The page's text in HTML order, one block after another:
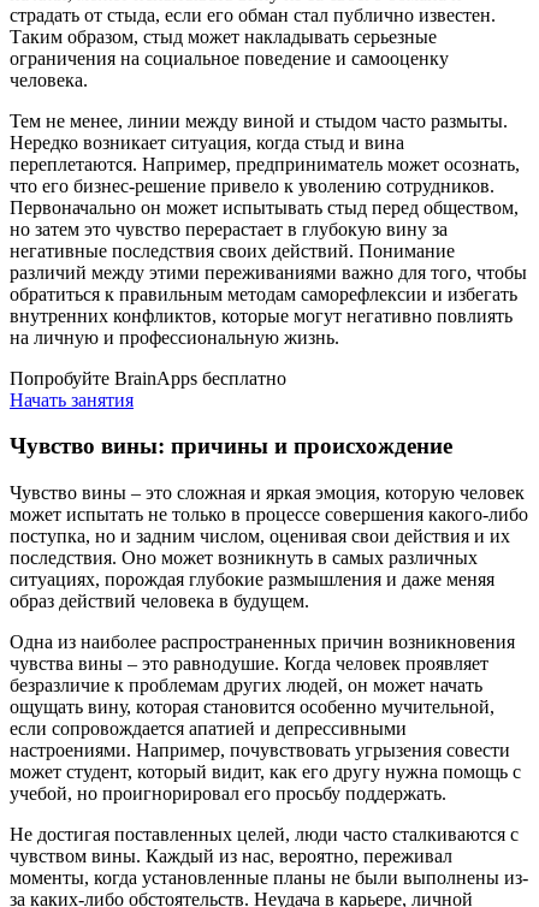
страдать от стыда, если его обман стал публично известен.
Таким образом, стыд может накладывать серьезные
ограничения на социальное поведение и самооценку
человека.
Тем не менее, линии между виной и стыдом часто размыты.
Нередко возникает ситуация, когда стыд и вина
переплетаются. Например, предприниматель может осознать,
что его бизнес-решение привело к уволению сотрудников.
Первоначально он может испытывать стыд перед обществом,
но затем это чувство перерастает в глубокую вину за
негативные последствия своих действий. Понимание
различий между этими переживаниями важно для того, чтобы
обратиться к правильным методам саморефлексии и избегать
внутренних конфликтов, которые могут негативно повлиять
на личную и профессиональную жизнь.
Попробуйте BrainApps бесплатно
Начать занятия
Чувство вины: причины и происхождение
Чувство вины – это сложная и яркая эмоция, которую человек
может испытать не только в процессе совершения какого-либо
поступка, но и задним числом, оценивая свои действия и их
последствия. Оно может возникнуть в самых различных
ситуациях, порождая глубокие размышления и даже меняя
образ действий человека в будущем.
Одна из наиболее распространенных причин возникновения
чувства вины – это равнодушие. Когда человек проявляет
безразличие к проблемам других людей, он может начать
ощущать вину, которая становится особенно мучительной,
если сопровождается апатией и депрессивными
настроениями. Например, почувствовать угрызения совести
может студент, который видит, как его другу нужна помощь с
учебой, но проигнорировал его просьбу поддержать.
Не достигая поставленных целей, люди часто сталкиваются с
чувством вины. Каждый из нас, вероятно, переживал
моменты, когда установленные планы не были выполнены из-
за каких-либо обстоятельств. Неудача в карьере, личной